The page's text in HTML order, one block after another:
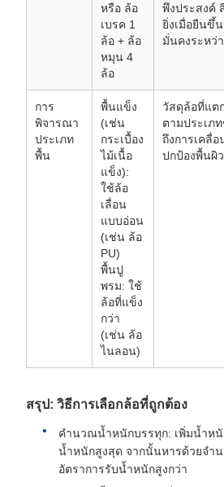
หรือ ล้อ
เบรค 1
ล้อ + ล้อ
หมุน 4
ล้อ
พึงประสงค์
ยิ่งเมื่อยืนขึ้
มั่นคงระหว่
การ
พิจารณา
ประเภท
พื้น
พื้นแข็ง
(เช่น
กระเบื้อง
ไม้เนื้อ
แข็ง):
ใช้ล้อ
เลื่อน
แบบอ่อน
(เช่น ล้อ
PU)
พื้นปู
พรม: ใช้
ล้อที่แข็ง
กว่า
(เช่น ล้อ
ไนลอน)
วัสดุล้อที่แต
ตามประเภ
ถึงการเคลื่
ปกป้องพื้นผิว
สรุป: วิธีการเลือกล้อที่ถูกต้อง
คำนวณน้ำหนักบรรทุก: เพิ่มน้ำหนั
น้ำหนักสูงสุด จากนั้นหารด้วยจำ
อัตราการรับน้ำหนักสูงกว่า